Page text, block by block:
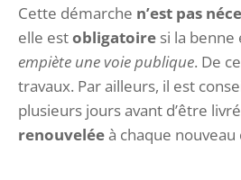
Cette démarche n’est pas
elle estobligatoire si la
empiète une voie publique. De
travaux. Par ailleurs, il est
plusieurs jours avant d’être
renouveléeà chaque nouveau